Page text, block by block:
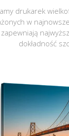
drukarek
w
dokładność